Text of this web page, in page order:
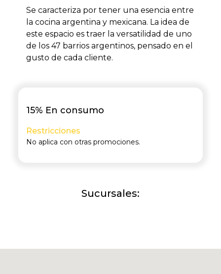
Se caracteriza por tener una esencia entre
la cocina argentina y mexicana. La idea de
este espacio es traer la versatilidad de uno
de los 47 barrios argentinos, pensado en el
gusto de cada cliente.
15% En consumo
Restricciones
No aplica con otras promociones.
Sucursales: